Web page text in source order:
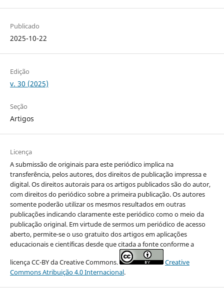
Publicado
2025-10-22
Edição
v. 30 (2025)
Seção
Artigos
Licença
A submissão de originais para este periódico implica na
transferência, pelos autores, dos direitos de publicação impressa e
digital. Os direitos autorais para os artigos publicados são do autor,
com direitos do periódico sobre a primeira publicação. Os autores
somente poderão utilizar os mesmos resultados em outras
publicações indicando claramente este periódico como o meio da
publicação original. Em virtude de sermos um periódico de acesso
aberto, permite-se o uso gratuito dos artigos em aplicações
educacionais e científicas desde que citada a fonte conforme a
licença CC-BY da Creative Commons.
Creative
Commons Atribuição 4.0 Internacional.